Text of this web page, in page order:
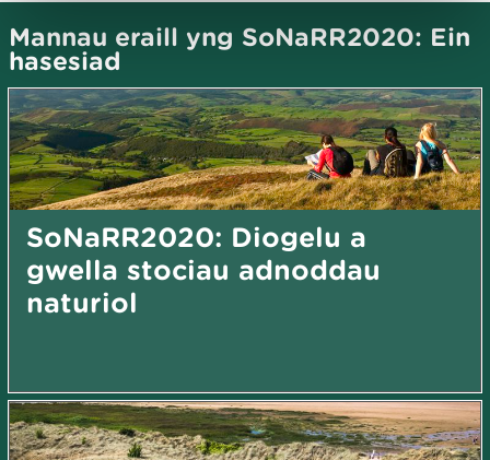
Mannau eraill yng SoNaRR2020: Ein
hasesiad
SoNaRR2020: Diogelu a
gwella stociau adnoddau
naturiol